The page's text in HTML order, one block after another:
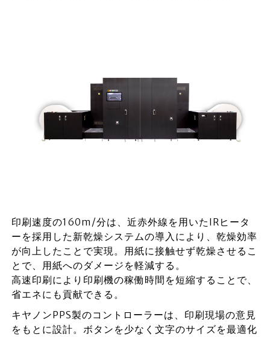
印刷速度の160m/分は、近赤外線を用いたIRヒータ
ーを採用した新乾燥システムの導入により、乾燥効率
が向上したことで実現。用紙に接触せず乾燥させるこ
とで、用紙へのダメージを軽減する。
高速印刷により印刷機の稼働時間を短縮することで、
省エネにも貢献できる。
キヤノンPPS製のコントローラーは、印刷現場の意見
をもとに設計。ボタンを少なく文字のサイズを最適化